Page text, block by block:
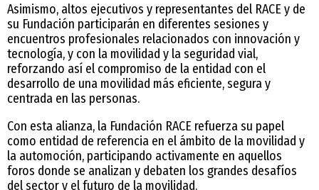
Asimismo, altos ejecutivos y representantes del RACE y de
su Fundación participarán en diferentes sesiones y
encuentros profesionales relacionados con innovación y
tecnología, y con la movilidad y la seguridad vial,
reforzando así el compromiso de la entidad con el
desarrollo de una movilidad más eficiente, segura y
centrada en las personas.
Con esta alianza, la Fundación RACE refuerza su papel
como entidad de referencia en el ámbito de la movilidad y
la automoción, participando activamente en aquellos
foros donde se analizan y debaten los grandes desafíos
del sector y el futuro de la movilidad.